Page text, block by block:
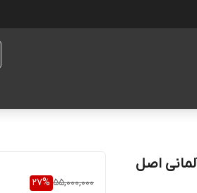
55,000,000
27%